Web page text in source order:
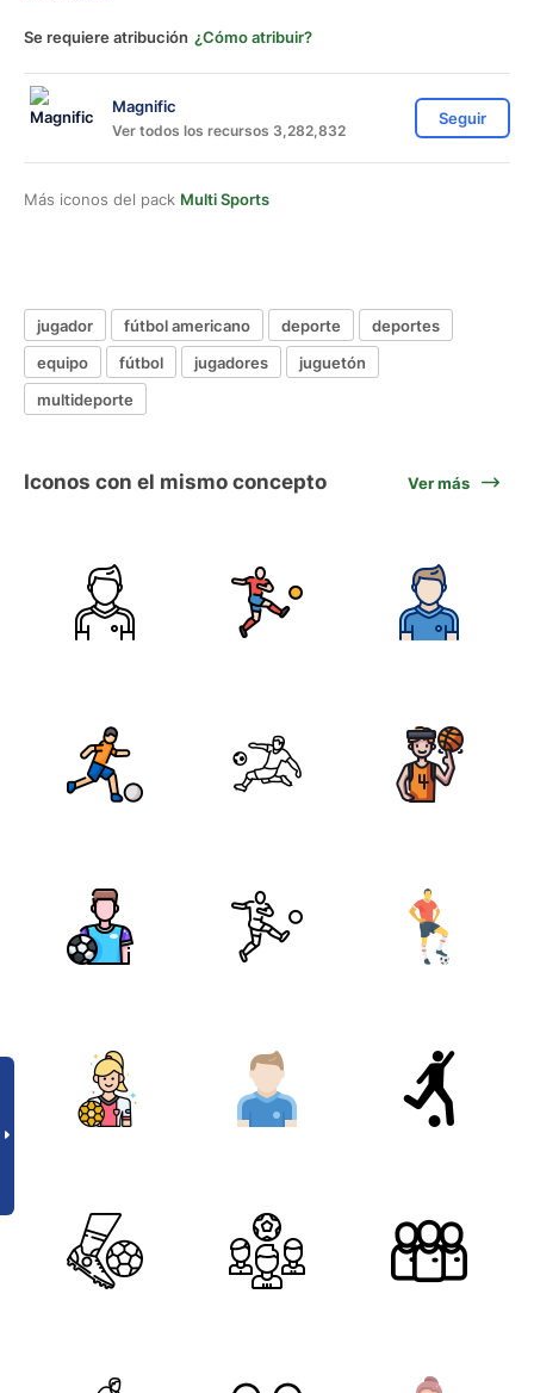
Se requiere atribución ¿Cómo atribuir?
Magnific
Ver todos los recursos 3,282,832
Seguir
Más iconos del pack Multi Sports
jugador fútbol americano deporte
deportes
equipo
fútbol jugadores
juguetón
multideporte
Iconos con el mismo concepto Ver más